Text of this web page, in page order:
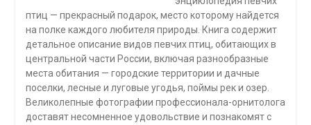
птиц — прекрасный подарок, место которому найдется
на пол­ке каждого любителя природы. Книга содержит
детальное описание видов певчих птиц, обитающих в
центральной части России, включая разнообразные
места обитания — городские территории и дачные
поселки, лесные и луговые угодья, поймы рек и озер.
Великолепные фотографии профессионала-орнитолога
доставят несомненное удовольствие и познакомят с